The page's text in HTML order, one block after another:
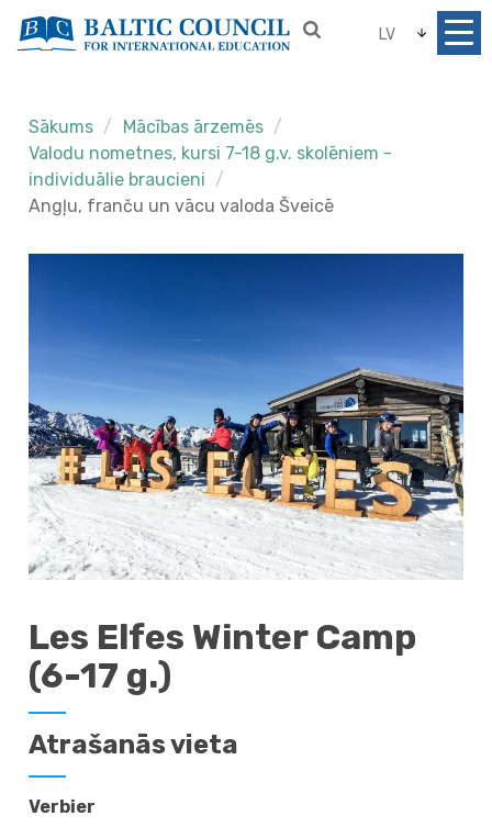
LV
Sākums
Mācības ārzemēs
Valodu nometnes, kursi 7-18 g.v. skolēniem -
individuālie braucieni
Angļu, franču un vācu valoda Šveicē
Les Elfes Winter Camp
(6-17 g.)
Atrašanās vieta
Verbier